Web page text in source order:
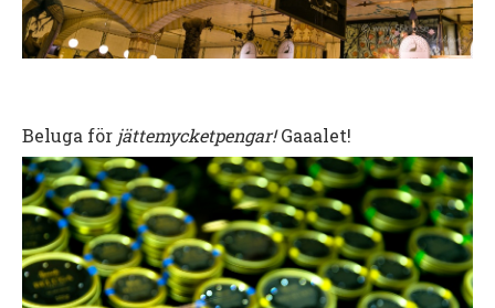
Beluga för jättemycketpengar!Gaaalet!